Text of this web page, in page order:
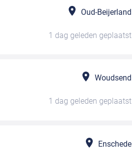
Oud-Beijerland
1 dag geleden geplaatst
Woudsend
1 dag geleden geplaatst
Enschede